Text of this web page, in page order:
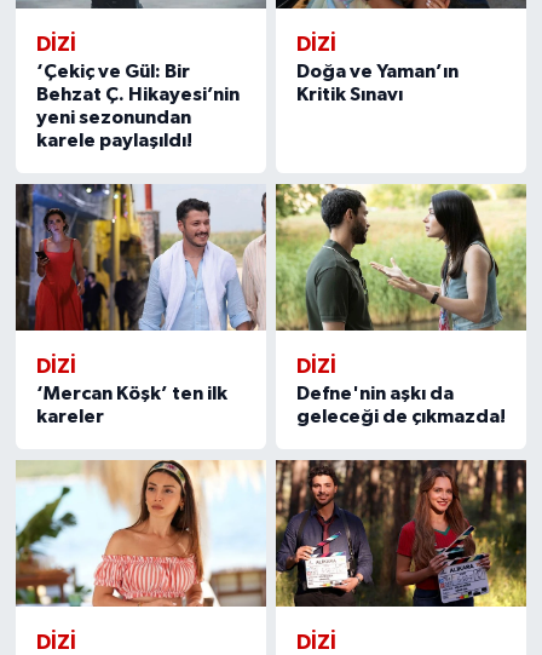
DİZİ
‘Çekiç ve Gül: Bir
Behzat Ç. Hikayesi’nin
yeni sezonundan
karele paylaşıldı!
DİZİ
Doğa ve Yaman’ın
Kritik Sınavı
DİZİ
‘Mercan Köşk’ ten ilk
kareler
DİZİ
Defne'nin aşkı da
geleceği de çıkmazda!
DİZİ DİZİ